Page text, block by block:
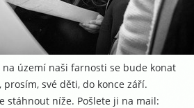
na území naši farnosti se bude konat
prosím, své děti, do konce září.
stáhnout níže. Pošlete ji na mail: